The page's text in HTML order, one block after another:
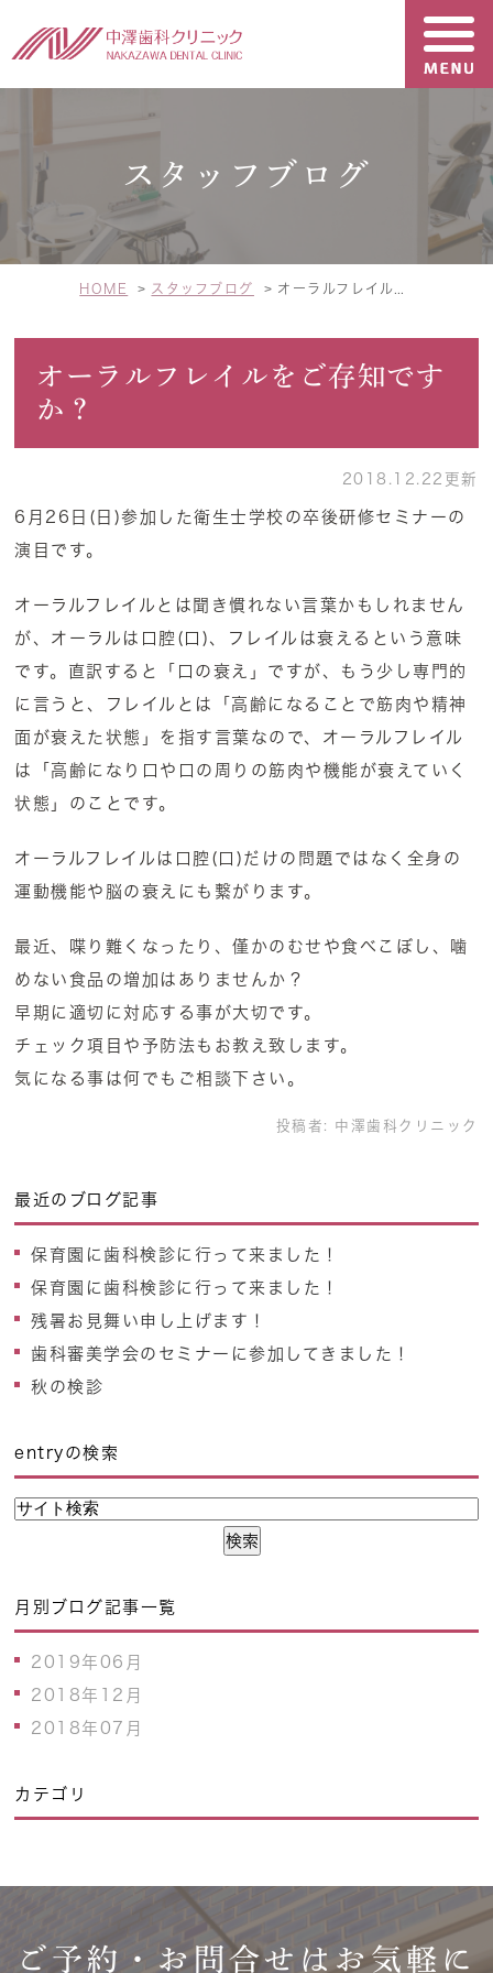
スタッフブログ
HOME スタッフブログ
オーラルフレイルをご存知です
か？
2018.12.22更新
6月26日(日)参加した衛生士学校の卒後研修セミナーの
演目です。
オーラルフレイルとは聞き慣れない言葉かもしれません
が、オーラルは口腔(口)、フレイルは衰えるという意味
です。直訳すると「口の衰え」ですが、もう少し専門的
に言うと、フレイルとは「高齢になることで筋肉や精神
面が衰えた状態」を指す言葉なので、オーラルフレイル
は「高齢になり口や口の周りの筋肉や機能が衰えていく
状態」のことです。
オーラルフレイルは口腔(口)だけの問題ではなく全身の
運動機能や脳の衰えにも繋がります。
最近、喋り難くなったり、僅かのむせや食べこぼし、噛
めない食品の増加はありませんか？
早期に適切に対応する事が大切です。
チェック項目や予防法もお教え致します。
気になる事は何でもご相談下さい。
投稿者: 中澤歯科クリニック
最近のブログ記事
保育園に歯科検診に行って来ました！
保育園に歯科検診に行って来ました！
残暑お見舞い申し上げます！
歯科審美学会のセミナーに参加してきました！
秋の検診
entryの検索
月別ブログ記事一覧
2019年06月
2018年12月
2018年07月
カテゴリ
ご予約・お問合せはお気軽に